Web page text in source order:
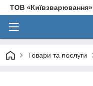
ТОВ «Київзварювання»
Товари та послуги